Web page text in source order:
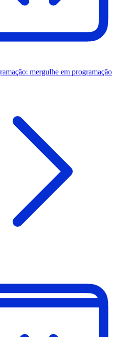
mergulhe em programação